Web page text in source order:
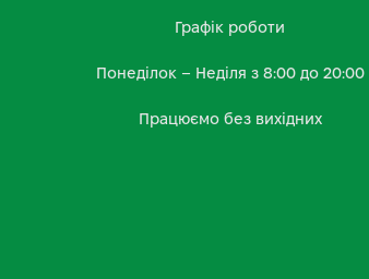
Графік роботи
Понеділок – Неділя з 8:00 до 20:00
Працюємо без вихідних